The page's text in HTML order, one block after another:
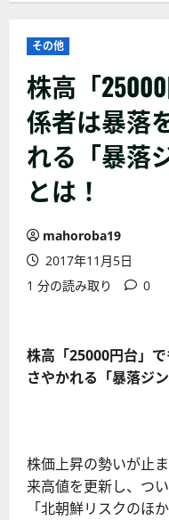
その他
株高「
係者は暴落
れる「暴落
とは！
mahoroba19
2017年11月5日
1 分の読み取り
0
株高「25000円台」
さやかれる「暴落ジ
株価上昇の勢いが止
来高値を更新し、つ
「北朝鮮リスクのほ